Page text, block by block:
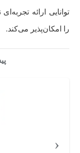
توانایی ارائه
را امکان‌پذیر می‌کند.
‹